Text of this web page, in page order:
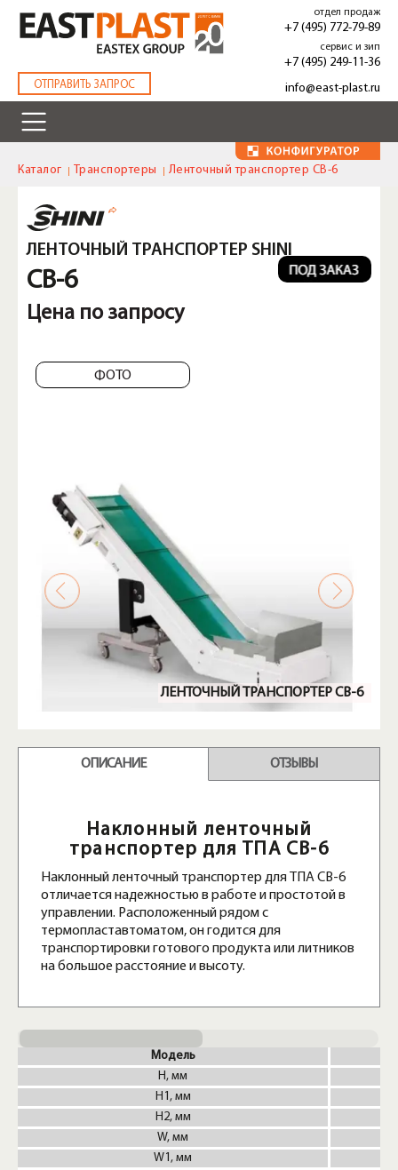
основному
содержанию
ОТПРАВИТЬ ЗАПРОС
отдел продаж
+7 (495) 772-79-89
сервис и зип
+7 (495) 249-11-36
info@east-plast.ru
Каталог Транспортеры Ленточный транспортер CB-6
ЛЕНТОЧНЫЙ ТРАНСПОРТЕР SHINI
CB-6
Цена по запросу
ФОТО
ЛЕНТОЧНЫЙ ТРАНСПОРТЕР CB-6
ОПИСАНИЕ ОТЗЫВЫ
Наклонный ленточный
транспортер для ТПА CB-6
Наклонный ленточный транспортер для ТПА CB-6
отличается надежностью в работе и простотой в
управлении. Расположенный рядом с
термопластавтоматом, он годится для
транспортировки готового продукта или литников
на большое расстояние и высоту.
Модель
H, мм
H1, мм
H2, мм
W, мм
W1, мм